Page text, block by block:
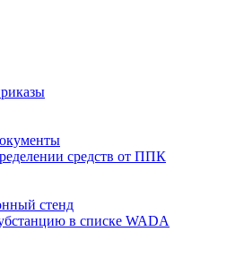
средств от ППК
стенд
в списке WADA